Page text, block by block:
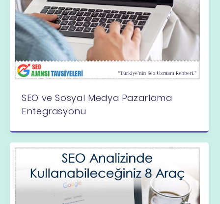
SEO ve Sosyal Medya Pazarlama
Entegrasyonu